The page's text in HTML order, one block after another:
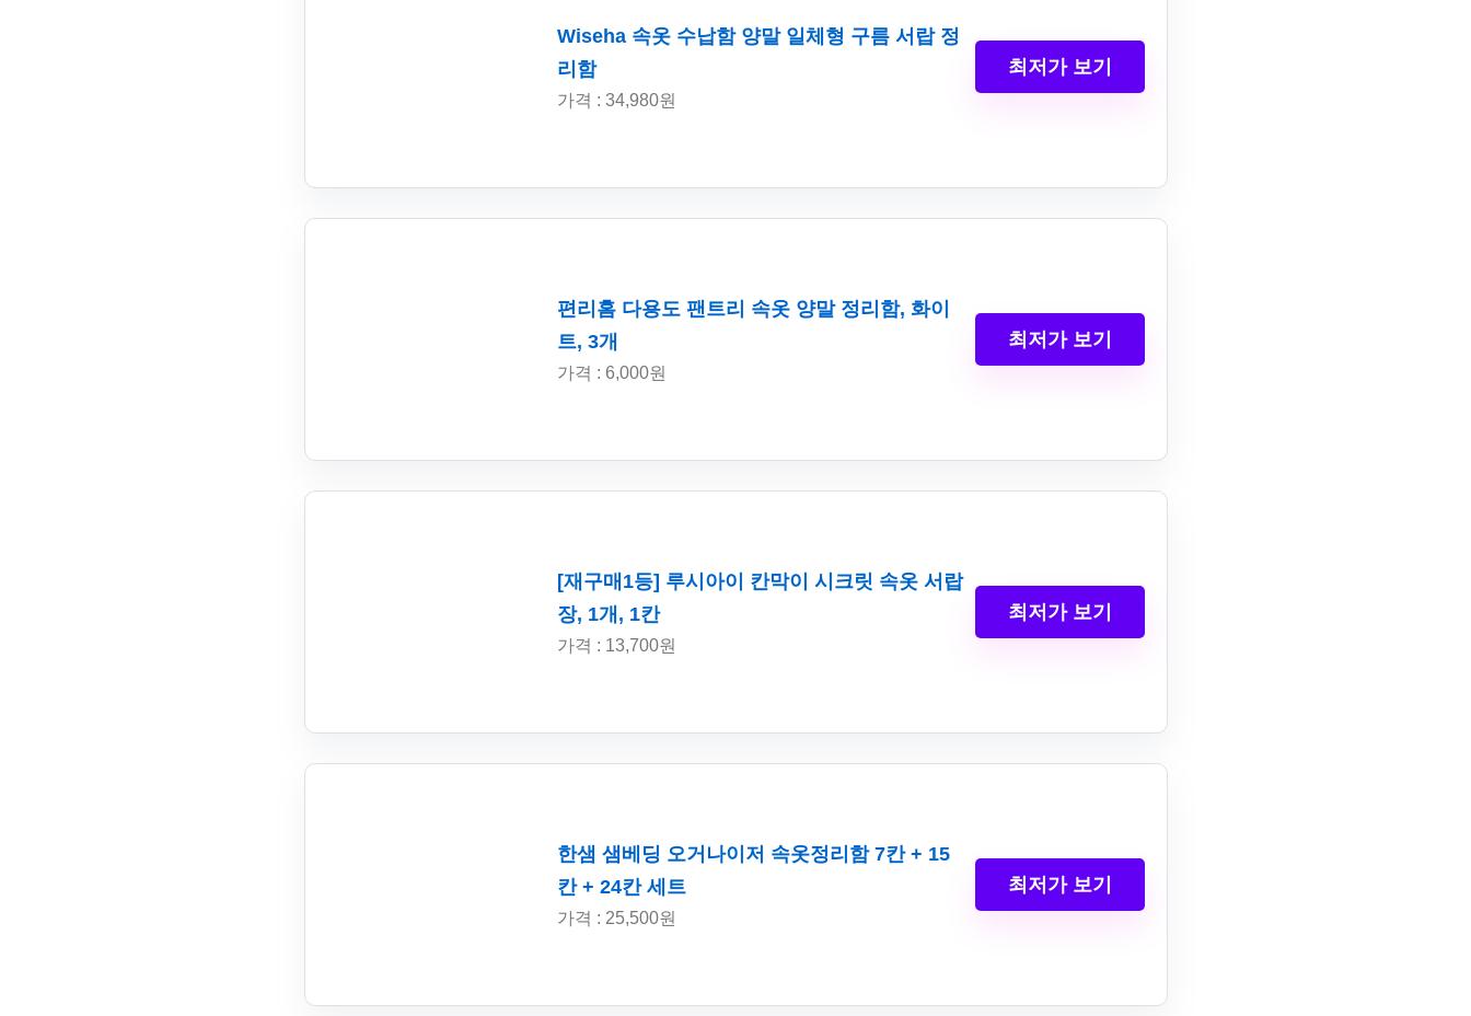
Wiseha 속옷 수납함 양말 일체형 구름 서랍 정
리함
가격 : 34,980원
최저가 보기
편리홈 다용도 팬트리 속옷 양말 정리함, 화이
트, 3개
가격 : 6,000원
최저가 보기
[재구매1등] 루시아이 칸막이 시크릿 속옷 서랍
장, 1개, 1칸
가격 : 13,700원
최저가 보기
한샘 샘베딩 오거나이저 속옷정리함 7칸 + 15
칸 + 24칸 세트
가격 : 25,500원
최저가 보기